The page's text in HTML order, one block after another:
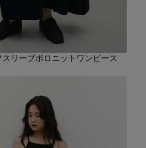
リーブポロニットワンピース